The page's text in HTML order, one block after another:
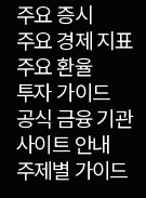
주요 증시
주요 경제 지표
주요 환율
투자 가이드
공식 금융 기관
사이트 안내
주제별 가이드